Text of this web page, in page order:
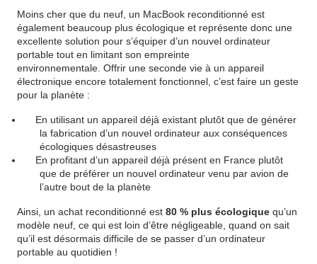
Moins cher que du neuf, un MacBook reconditionné est
également beaucoup plus écologique et représente donc une
excellente solution pour s’équiper d’un nouvel ordinateur
portable tout en limitant son empreinte
environnementale. Offrir une seconde vie à un appareil
électronique encore totalement fonctionnel, c’est faire un geste
pour la planète :
En utilisant un appareil déjà existant plutôt que de générer
la fabrication d’un nouvel ordinateur aux conséquences
écologiques désastreuses
En profitant d’un appareil déjà présent en France plutôt
que de préférer un nouvel ordinateur venu par avion de
l’autre bout de la planète
Ainsi, un achat reconditionné est 80 % plus écologique qu’un
modèle neuf , ce qui est loin d’être négligeable, quand on sait
qu’il est désormais difficile de se passer d’un ordinateur
portable au quotidien !